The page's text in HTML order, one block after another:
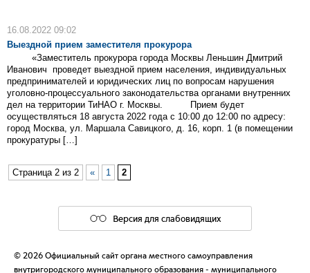
16.08.2022 09:02
Выездной прием заместителя прокурора
«Заместитель прокурора города Москвы Леньшин Дмитрий
Иванович проведет выездной прием населения, индивидуальных
предпринимателей и юридических лиц по вопросам нарушения
уголовно-процессуального законодательства органами внутренних
дел на территории ТиНАО г. Москвы. Прием будет
осуществляться 18 августа 2022 года с 10:00 до 12:00 по адресу:
город Москва, ул. Маршала Савицкого, д. 16, корп. 1 (в помещении
прокуратуры […]
Страница 2 из 2 « 1 2
Версия для слабовидящих
© 2026 Официальный сайт органа местного самоуправления
внутригородского муниципального образования - муниципального